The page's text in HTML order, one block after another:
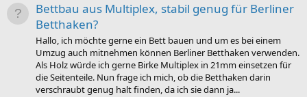
Bettbau aus Multiplex, stabil genug für Berliner
Betthaken?
Hallo, ich möchte gerne ein Bett bauen und um es bei einem
Umzug auch mitnehmen können Berliner Betthaken verwenden.
Als Holz würde ich gerne Birke Multiplex in 21mm einsetzen für
die Seitenteile. Nun frage ich mich, ob die Betthaken darin
verschraubt genug halt finden, da ich sie dann ja...